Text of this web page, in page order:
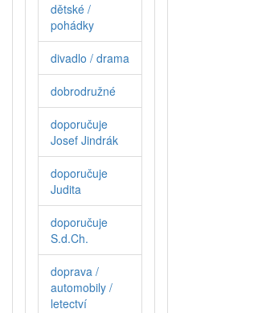
dětské /
pohádky
divadlo / drama
dobrodružné
doporučuje
Josef Jindrák
doporučuje
Judita
doporučuje
S.d.Ch.
doprava /
automobily /
letectví